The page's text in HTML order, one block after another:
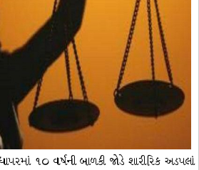
૧૦ વર્ષની બાળકી જોડે શારીરિક અડપલાં